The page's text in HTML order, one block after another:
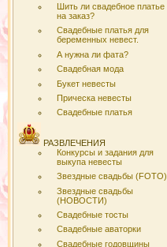
Шить ли свадебное платье
на заказ?
Свадебные платья для
беременных невест.
А нужна ли фата?
Свадебная мода
Букет невесты
Прическа невесты
Свадебные платья
РАЗВЛЕЧЕНИЯ
Конкурсы и задания для
выкупа невесты
Звездные свадьбы (FOTO)
Звездные свадьбы
(НОВОСТИ)
Свадебные тосты
Свадебные аваторки
Свадебные годовщины